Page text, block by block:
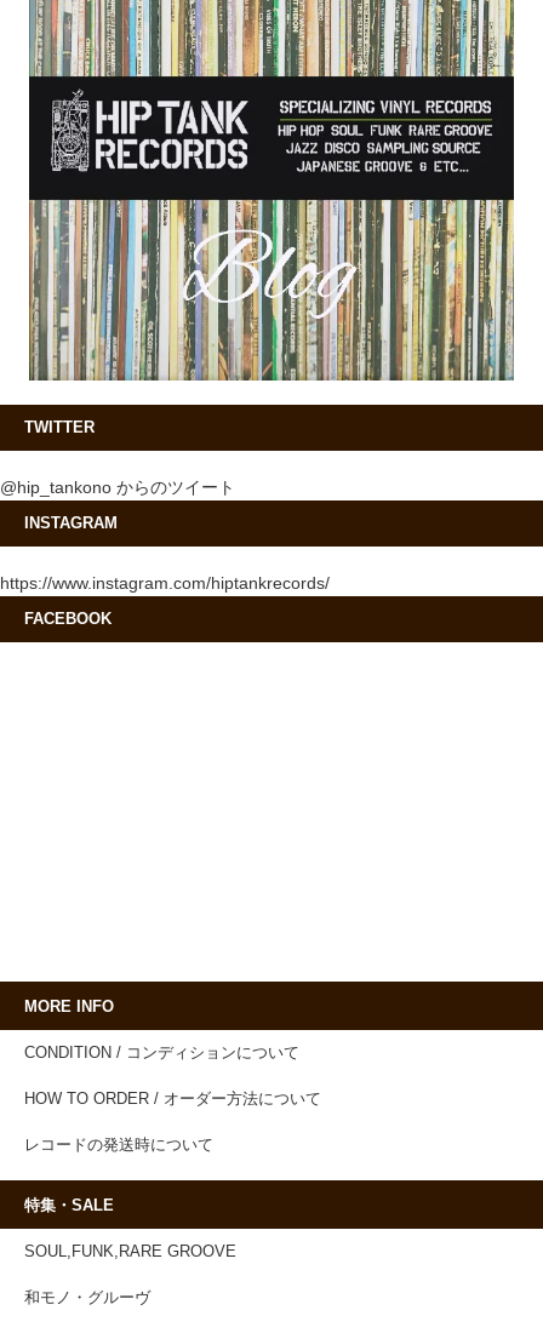
TWITTER
@hip_tankono からのツイート
INSTAGRAM
https://www.instagram.com/hiptankrecords/
FACEBOOK
MORE INFO
CONDITION / コンディションについて
HOW TO ORDER / オーダー方法について
レコードの発送時について
特集・SALE
SOUL,FUNK,RARE GROOVE
和モノ・グルーヴ